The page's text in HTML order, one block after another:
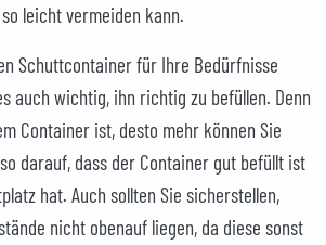
leicht vermeiden kann.
Schuttcontainer für Ihre Bedürfnisse
auch wichtig, ihn richtig zu befüllen. Denn
Container ist, desto mehr können Sie
darauf, dass der Container gut befüllt ist
hat. Auch sollten Sie sicherstellen,
nicht obenauf liegen, da diese sonst